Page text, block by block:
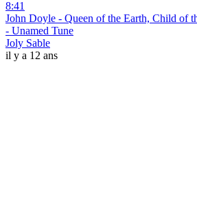
8:41
John Doyle - Queen of the Earth, Child of
- Unamed Tune
Joly Sable
il y a 12 ans